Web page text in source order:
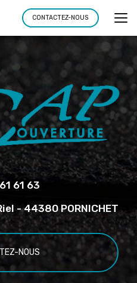
CONTACTEZ-NOUS
61 63
- 44380 PORNICHET
NOUS